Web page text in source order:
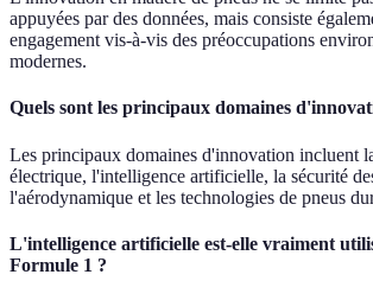
appuyées par des données, mais consiste
engagement vis-à-vis des préoccupations
modernes.
Quels sont les principaux domaines
Les principaux domaines d'innovation incluent
électrique, l'intelligence artificielle, la sécurité
l'aérodynamique et les technologies de pneus
L'intelligence artificielle est-elle vraiment
Formule 1 ?